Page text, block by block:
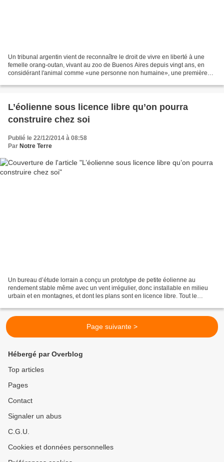
Un tribunal argentin vient de reconnaître le droit de vivre en liberté à une
femelle orang-outan, vivant au zoo de Buenos Aires depuis vingt ans, en
considérant l'animal comme «une personne non humaine», une première
L’éolienne sous licence libre qu’on pourra
construire chez soi
Publié le 22/12/2014 à 08:58
Par Notre Terre
Un bureau d’étude lorrain a conçu un prototype de petite éolienne au
rendement stable même avec un vent irrégulier, donc installable en milieu
urbain et en montagnes, et dont les plans sont en licence libre. Tout le
Page suivante >
Hébergé par Overblog
Top articles
Pages
Contact
Signaler un abus
C.G.U.
Cookies et données personnelles